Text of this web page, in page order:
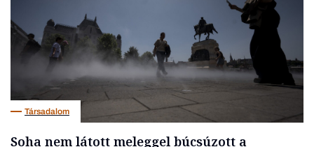
Társadalom
Soha nem látott meleggel búcsúzott a